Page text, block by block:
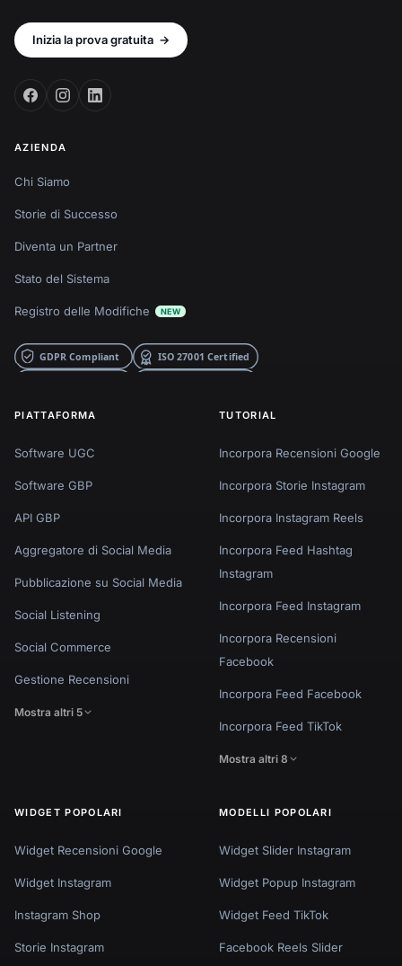
Inizia la prova gratuita →
AZIENDA
Chi Siamo
Storie di Successo
Diventa un Partner
Stato del Sistema
Registro delle Modifiche NEW
PIATTAFORMA
Software UGC
Software GBP
API GBP
Aggregatore di Social Media
Pubblicazione su Social Media
Social Listening
Social Commerce
Gestione Recensioni
Mostra altri 5
TUTORIAL
Incorpora Recensioni Google
Incorpora Storie Instagram
Incorpora Instagram Reels
Incorpora Feed Hashtag
Instagram
Incorpora Feed Instagram
Incorpora Recensioni
Facebook
Incorpora Feed Facebook
Incorpora Feed TikTok
Mostra altri 8
WIDGET POPOLARI
Widget Recensioni Google
Widget Instagram
Instagram Shop
Storie Instagram
MODELLI POPOLARI
Widget Slider Instagram
Widget Popup Instagram
Widget Feed TikTok
Facebook Reels Slider